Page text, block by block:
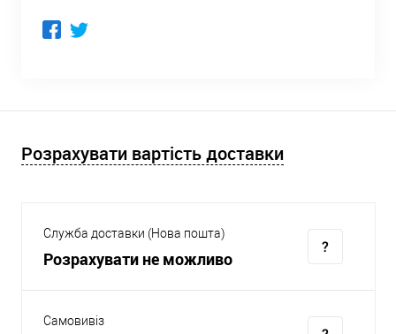
Розрахувати вартість доставки
Служба доставки (Нова пошта)
Розрахувати не можливо
Самовивіз